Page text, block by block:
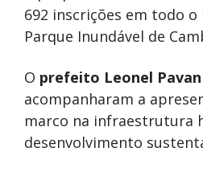
692 inscrições em todo
Parque Inundável de
O prefeito Leonel Pavan
acompanharam a
marco na infraestrutura
desenvolvimento